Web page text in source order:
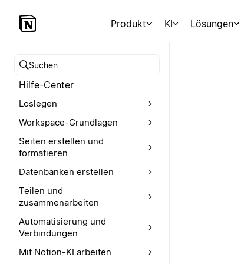
Produkt KI Lösungen
Hilfe-Center durchsuchen
Hilfe-Center
Loslegen
Workspace-Grundlagen
Seiten erstellen und
formatieren
Datenbanken erstellen
Teilen und
zusammenarbeiten
Automatisierung und
Verbindungen
Mit Notion-KI arbeiten